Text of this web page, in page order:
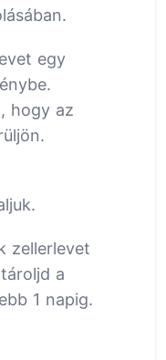
egy
hogy az
zellerlevet
a
1 napig.